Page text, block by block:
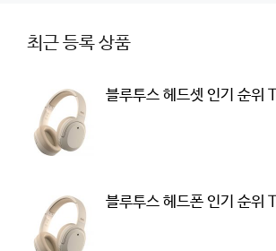
최근 등록 상품
블루투스 헤드셋 인기 순위
블루투스 헤드폰 인기 순위